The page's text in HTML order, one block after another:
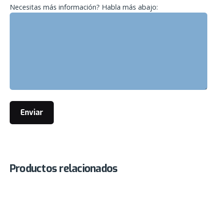
Necesitas más información? Habla más abajo:
Productos relacionados